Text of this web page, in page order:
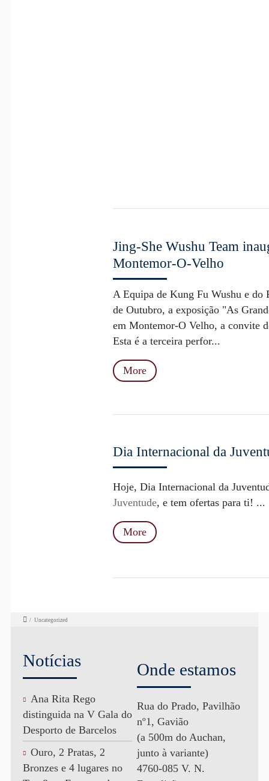
Jing-She Wushu Team
Montemor-O-Velho
A Equipa de Kung Fu Wushu e do
de Outubro, a exposição "As
em Montemor-O Velho, a convite
Esta é a terceira perfor...
More
Dia Internacional da
Hoje, Dia Internacional da
Juventude, e tem ofertas para ti! ...
More
/ Uncategorized
Notícias
Ana Rita Rego
distinguida na V Gala do
Desporto de Barcelos
Ouro, 2 Pratas, 2
Bronzes e 4 lugares no
Onde estamos
Rua do Prado, Pavilhão
nº1, Gavião
(a 500m do Auchan,
junto à variante)
4760-085 V. N.